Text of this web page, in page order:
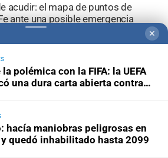
acudir: el mapa de puntos de
ante una posible emergencia
con 5°C de mínima y una jornada
variable en la ciudad de Santa Fe
✕
polémica con la FIFA: la UEFA
una dura carta abierta contra
hacía maniobras peligrosas en
quedó inhabilitado hasta 2099